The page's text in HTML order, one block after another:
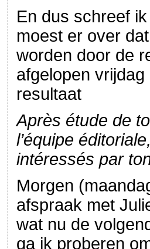
En dus schreef
moest er over
worden door de
afgelopen
resultaat
Après étude de
l’équipe
intéressés par
Morgen
afspraak met
wat nu de
ga ik proberen